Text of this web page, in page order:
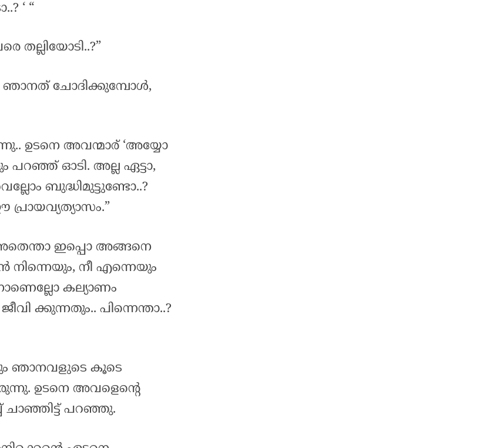
‘ “
തല്ലിയോടി..?”
ചോദിക്കുമ്പോൾ,
ഉടനെ അവന്മാര് ‘അയ്യോ
പറഞ്ഞ് ഓടി. അല്ല ഏട്ടാ,
ബുദ്ധിമുട്ടുണ്ടോ..?
അതെന്താ ഇപ്പൊ അങ്ങനെ
നിന്നെയും, നീ എന്നെയും
കല്യാണം
ക്കുന്നതും.. പിന്നെന്താ..?
ഞാനവളുടെ കൂടെ
ഉടനെ അവളെന്റെ
ചാഞ്ഞിട്ട് പറഞ്ഞു.